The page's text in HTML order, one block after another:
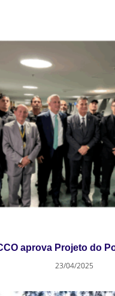
aprova Projeto do
23/04/2025